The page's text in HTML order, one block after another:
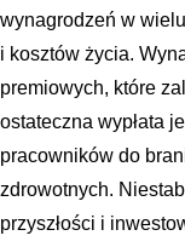
wynagrodzeń w
i kosztów życia.
premiowych, które
ostateczna wypłata
pracowników do
zdrowotnych.
przyszłości i